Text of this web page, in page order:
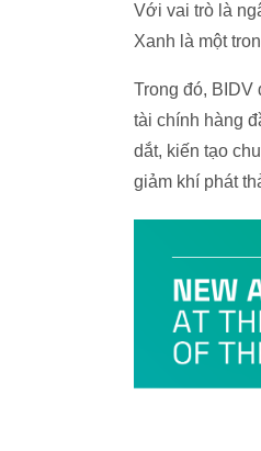
Với vai trò là
Xanh là một
Trong đó,
tài chính hàng
dắt, kiến tạo
giảm khí phát